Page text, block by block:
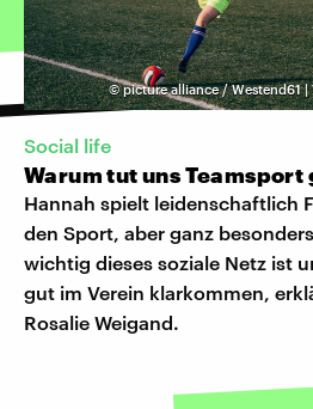
©picture alliance / Westend61
Social life
Warum tut uns Teamsport
Hannah spielt leidenschaftlich
den Sport, aber ganz
wichtig dieses soziale Netz ist
gut im Verein klarkommen,
Rosalie Weigand.